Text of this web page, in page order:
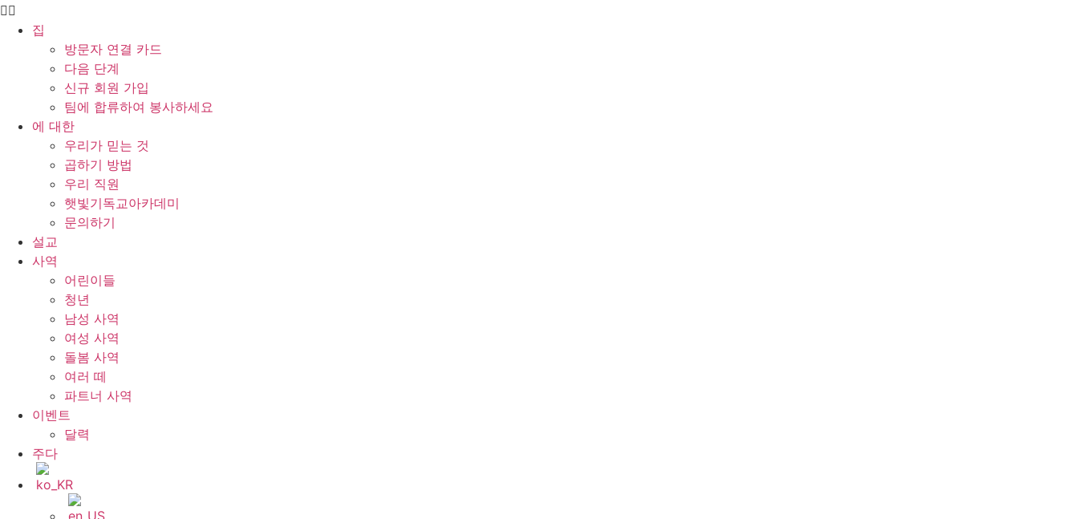
집
방문자 연결 카드
다음 단계
신규 회원 가입
팀에 합류하여 봉사하세요
에 대한
우리가 믿는 것
곱하기 방법
우리 직원
햇빛기독교아카데미
문의하기
설교
사역
어린이들
청년
남성 사역
여성 사역
돌봄 사역
여러 떼
파트너 사역
이벤트
달력
주다